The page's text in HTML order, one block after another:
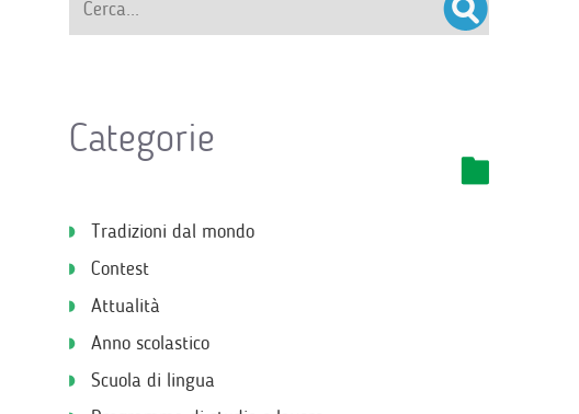
Categorie
Tradizioni dal mondo
Contest
Attualità
Anno scolastico
Scuola di lingua